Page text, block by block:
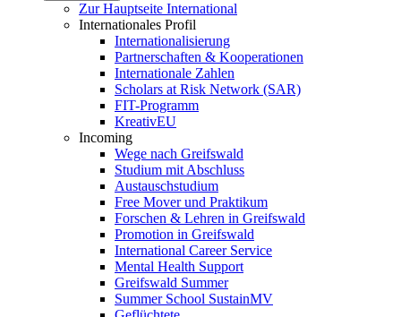
Zur Hauptseite International
Internationales Profil
Internationalisierung
Partnerschaften & Kooperationen
Internationale Zahlen
Scholars at Risk Network (SAR)
FIT-Programm
KreativEU
Incoming
Wege nach Greifswald
Studium mit Abschluss
Austauschstudium
Free Mover und Praktikum
Forschen & Lehren in Greifswald
Promotion in Greifswald
International Career Service
Mental Health Support
Greifswald Summer
Summer School SustainMV